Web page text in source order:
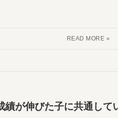
績が伸びた子に共通して